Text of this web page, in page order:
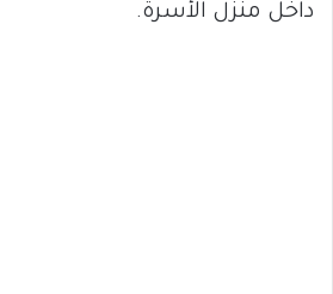
داخل منزل الأسرة.